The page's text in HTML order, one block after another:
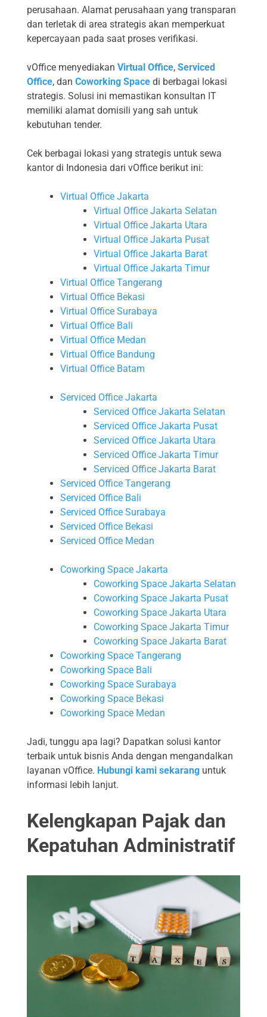
perusahaan. Alamat perusahaan yang transparan
dan terletak di area strategis akan memperkuat
kepercayaan pada saat proses verifikasi.
vOffice menyediakan Virtual Office, Serviced
Office, dan Coworking Space di berbagai lokasi
strategis. Solusi ini memastikan konsultan IT
memiliki alamat domisili yang sah untuk
kebutuhan tender.
Cek berbagai lokasi yang strategis untuk sewa
kantor di Indonesia dari vOffice berikut ini:
Virtual Office Jakarta
Virtual Office Jakarta Selatan
Virtual Office Jakarta Utara
Virtual Office Jakarta Pusat
Virtual Office Jakarta Barat
Virtual Office Jakarta Timur
Virtual Office Tangerang
Virtual Office Bekasi
Virtual Office Surabaya
Virtual Office Bali
Virtual Office Medan
Virtual Office Bandung
Virtual Office Batam
Serviced Office Jakarta
Serviced Office Jakarta Selatan
Serviced Office Jakarta Pusat
Serviced Office Jakarta Utara
Serviced Office Jakarta Timur
Serviced Office Jakarta Barat
Serviced Office Tangerang
Serviced Office Bali
Serviced Office Surabaya
Serviced Office Bekasi
Serviced Office Medan
Coworking Space Jakarta
Coworking Space Jakarta Selatan
Coworking Space Jakarta Pusat
Coworking Space Jakarta Utara
Coworking Space Jakarta Timur
Coworking Space Jakarta Barat
Coworking Space Tangerang
Coworking Space Bali
Coworking Space Surabaya
Coworking Space Bekasi
Coworking Space Medan
Jadi, tunggu apa lagi? Dapatkan solusi kantor
terbaik untuk bisnis Anda dengan mengandalkan
layanan vOffice. Hubungi kami sekarang untuk
informasi lebih lanjut.
Kelengkapan Pajak dan
Kepatuhan Administratif